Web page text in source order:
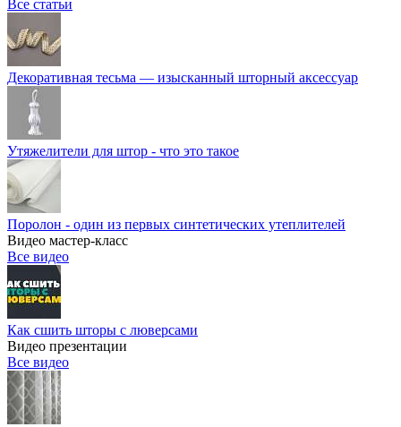
Все статьи
Декоративная тесьма — изысканный шторный аксессуар
Утяжелители для штор - что это такое
Поролон - один из первых синтетических утеплителей
Видео мастер-класс
Все видео
Как сшить шторы с люверсами
Видео презентации
Все видео